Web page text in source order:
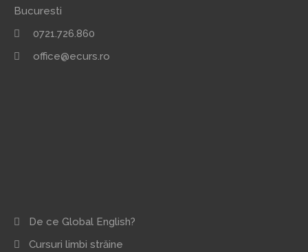
Bucuresti
0721.726.860
office@ecurs.ro
De ce Global English?
Cursuri limbi străine